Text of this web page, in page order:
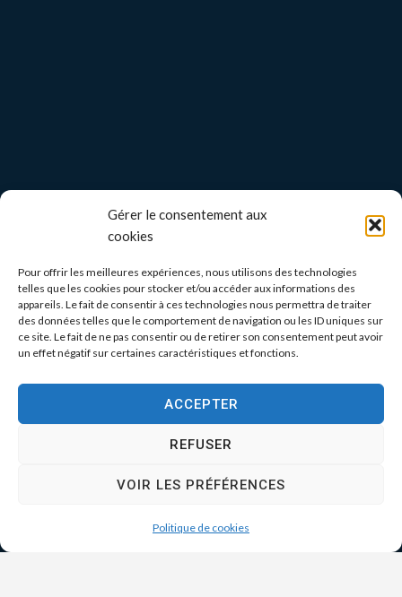
Gérer le consentement aux
cookies
Pour offrir les meilleures expériences, nous utilisons des technologies
telles que les cookies pour stocker et/ou accéder aux informations des
appareils. Le fait de consentir à ces technologies nous permettra de traiter
des données telles que le comportement de navigation ou les ID uniques sur
ce site. Le fait de ne pas consentir ou de retirer son consentement peut avoir
un effet négatif sur certaines caractéristiques et fonctions.
ACCEPTER
REFUSER
VOIR LES PRÉFÉRENCES
Politique de cookies